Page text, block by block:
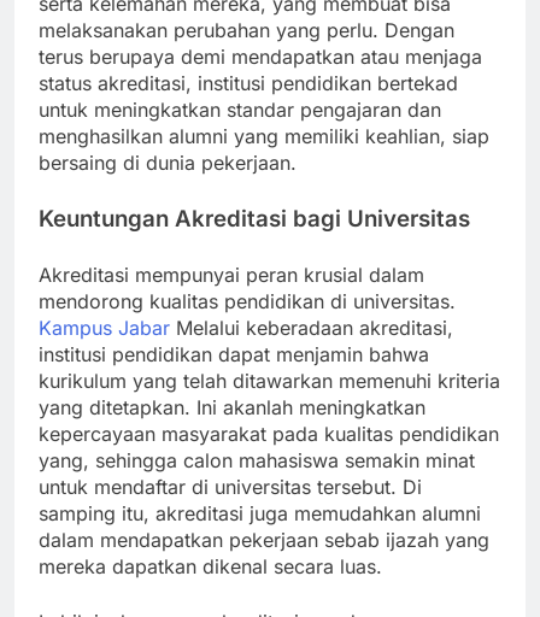
melaksanakan perubahan yang perlu. Dengan
terus berupaya demi mendapatkan atau menjaga
status akreditasi, institusi pendidikan bertekad
untuk meningkatkan standar pengajaran dan
menghasilkan alumni yang memiliki keahlian, siap
bersaing di dunia pekerjaan.
Keuntungan Akreditasi bagi Universitas
Akreditasi mempunyai peran krusial dalam
mendorong kualitas pendidikan di universitas.
Kampus Jabar Melalui keberadaan akreditasi,
institusi pendidikan dapat menjamin bahwa
kurikulum yang telah ditawarkan memenuhi kriteria
yang ditetapkan. Ini akanlah meningkatkan
kepercayaan masyarakat pada kualitas pendidikan
yang, sehingga calon mahasiswa semakin minat
untuk mendaftar di universitas tersebut. Di
samping itu, akreditasi juga memudahkan alumni
dalam mendapatkan pekerjaan sebab ijazah yang
mereka dapatkan dikenal secara luas.